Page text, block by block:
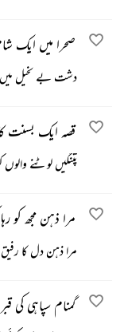
صحرا میں ایک
دشت بے نخیل میں
قصہ ایک بسنت
پتنگیں لوٹنے والوں
مرا ذہن مجھ کو
مرا ذہن دل کا
گمنام سپاہی کی